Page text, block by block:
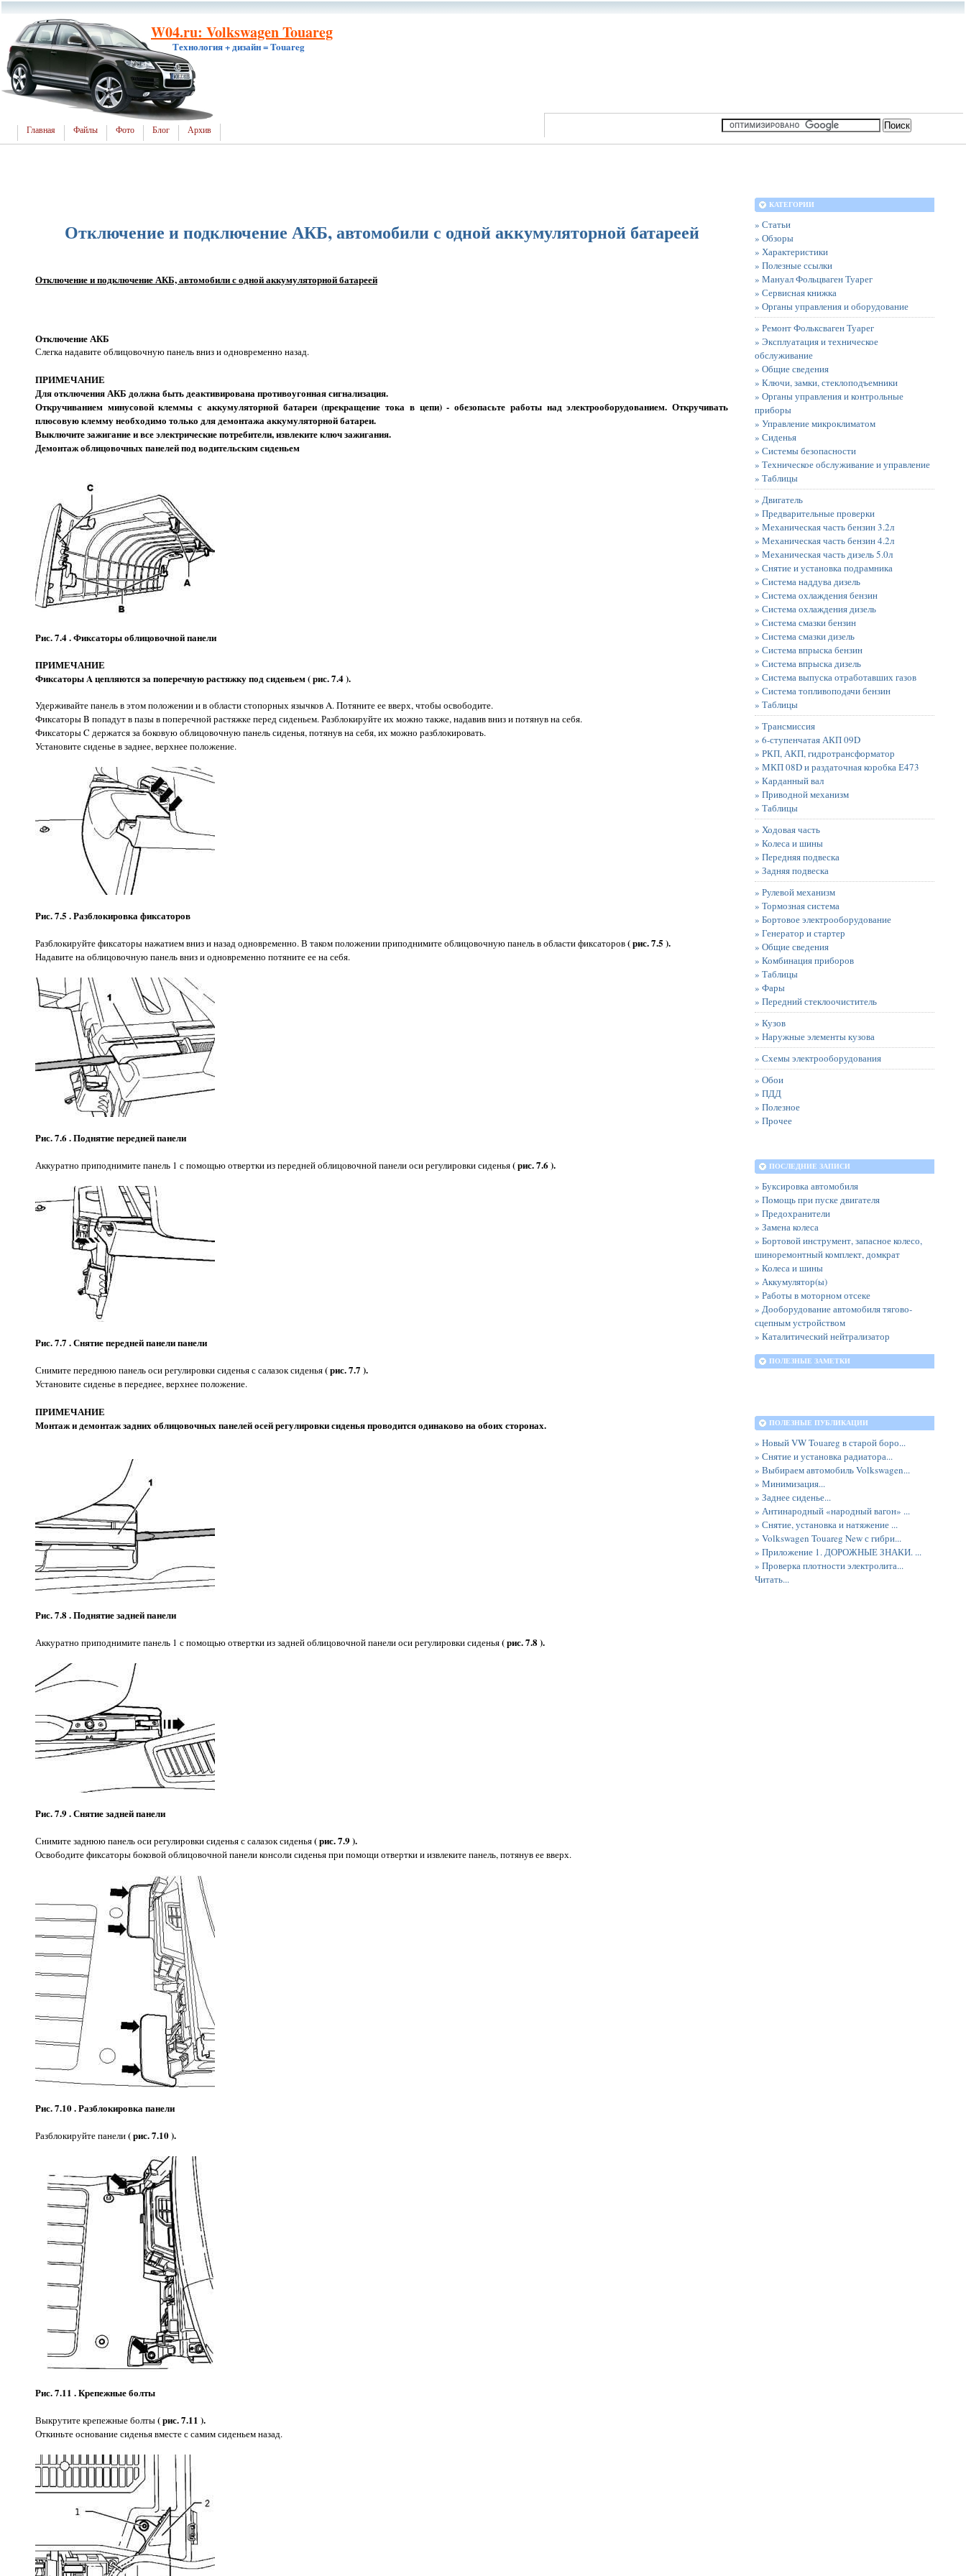
W04.ru: Volkswagen Touareg
Технология + дизайн = Touareg
Главная Файлы Фото Блог Архив
Отключение и подключение АКБ, автомобили с одной аккумуляторной батареей
Отключение и подключение АКБ, автомобили с одной аккумуляторной батареей
Отключение АКБ
Слегка надавите облицовочную панель вниз и одновременно назад.
ПРИМЕЧАНИЕ
Для отключения АКБ должна быть деактивирована противоугонная сигнализация.
Откручиванием минусовой клеммы с аккумуляторной батареи (прекращение тока в цепи) - обезопасьте работы над электрооборудованием. Откручивать
плюсовую клемму необходимо только для демонтажа аккумуляторной батареи.
Выключите зажигание и все электрические потребители, извлеките ключ зажигания.
Демонтаж облицовочных панелей под водительским сиденьем
Рис. 7.4 . Фиксаторы облицовочной панели
ПРИМЕЧАНИЕ
Фиксаторы A цепляются за поперечную растяжку под сиденьем ( рис. 7.4 ).
Удерживайте панель в этом положении и в области стопорных язычков A. Потяните ее вверх, чтобы освободите.
Фиксаторы B попадут в пазы в поперечной растяжке перед сиденьем. Разблокируйте их можно также, надавив вниз и потянув на себя.
Фиксаторы C держатся за боковую облицовочную панель сиденья, потянув на себя, их можно разблокировать.
Установите сиденье в заднее, верхнее положение.
Рис. 7.5 . Разблокировка фиксаторов
Разблокируйте фиксаторы нажатием вниз и назад одновременно. В таком положении приподнимите облицовочную панель в области фиксаторов( рис. 7.5 ).
Надавите на облицовочную панель вниз и одновременно потяните ее на себя.
Рис. 7.6 . Поднятие передней панели
Аккуратно приподнимите панель 1 с помощью отвертки из передней облицовочной панели оси регулировки сиденья( рис. 7.6 ).
Рис. 7.7 . Снятие передней панели панели
Снимите переднюю панель оси регулировки сиденья с салазок сиденья( рис. 7.7 ).
Установите сиденье в переднее, верхнее положение.
ПРИМЕЧАНИЕ
Монтаж и демонтаж задних облицовочных панелей осей регулировки сиденья проводится одинаково на обоих сторонах.
Рис. 7.8 . Поднятие задней панели
Аккуратно приподнимите панель 1 с помощью отвертки из задней облицовочной панели оси регулировки сиденья( рис. 7.8 ).
Рис. 7.9 . Снятие задней панели
Снимите заднюю панель оси регулировки сиденья с салазок сиденья( рис. 7.9 ).
Освободите фиксаторы боковой облицовочной панели консоли сиденья при помощи отвертки и извлеките панель, потянув ее вверх.
Рис. 7.10 . Разблокировка панели
Разблокируйте панели( рис. 7.10 ).
Рис. 7.11 . Крепежные болты
Выкрутите крепежные болты( рис. 7.11 ).
Откиньте основание сиденья вместе с самим сиденьем назад.
КАТЕГОРИИ
» Статьи
» Обзоры
» Характеристики
» Полезные ссылки
» Мануал Фольцваген Туарег
» Сервисная книжка
» Органы управления и оборудование
» Ремонт Фольксваген Туарег
» Эксплуатация и техническое
обслуживание
» Общие сведения
» Ключи, замки, стеклоподъемники
» Органы управления и контрольные
приборы
» Управление микроклиматом
» Сиденья
» Системы безопасности
» Техническое обслуживание и управление
» Таблицы
» Двигатель
» Предварительные проверки
» Механическая часть бензин 3.2л
» Механическая часть бензин 4.2л
» Механическая часть дизель 5.0л
» Снятие и установка подрамника
» Система наддува дизель
» Система охлаждения бензин
» Система охлаждения дизель
» Система смазки бензин
» Система смазки дизель
» Система впрыска бензин
» Система впрыска дизель
» Система выпуска отработавших газов
» Система топливоподачи бензин
» Таблицы
» Трансмиссия
» 6-ступенчатая АКП 09D
» РКП, АКП, гидротрансформатор
» МКП 08D и раздаточная коробка Е473
» Карданный вал
» Приводной механизм
» Таблицы
» Ходовая часть
» Колеса и шины
» Передняя подвеска
» Задняя подвеска
» Рулевой механизм
» Тормозная система
» Бортовое электрооборудование
» Генератор и стартер
» Общие сведения
» Комбинация приборов
» Таблицы
» Фары
» Передний стеклоочиститель
» Кузов
» Наружные элементы кузова
» Схемы электрооборудования
» Обои
» ПДД
» Полезное
» Прочее
ПОСЛЕДНИЕ ЗАПИСИ
» Буксировка автомобиля
» Помощь при пуске двигателя
» Предохранители
» Замена колеса
» Бортовой инструмент, запасное колесо,
шиноремонтный комплект, домкрат
» Колеса и шины
» Аккумулятор(ы)
» Работы в моторном отсеке
» Дооборудование автомобиля тягово-
сцепным устройством
» Каталитический нейтрализатор
ПОЛЕЗНЫЕ ЗАМЕТКИ
ПОЛЕЗНЫЕ ПУБЛИКАЦИИ
» Новый VW Touareg в старой боро...
» Снятие и установка радиатора...
» Выбираем автомобиль Volkswagen...
» Минимизация...
» Заднее сиденье...
» Антинародный «народный вагон» ...
» Снятие, установка и натяжение ...
» Volkswagen Touareg New с гибри...
» Приложение 1. ДОРОЖНЫЕ ЗНАКИ. ...
» Проверка плотности электролита...
Читать...